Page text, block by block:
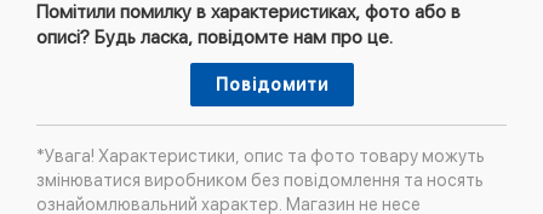
Помітили помилку в характеристиках, фото або в
описі? Будь ласка, повідомте нам про це.
Повідомити
*Увага! Характеристики, опис та фото товару можуть
змінюватися виробником без повідомлення та носять
ознайомлювальний характер. Магазин не несе